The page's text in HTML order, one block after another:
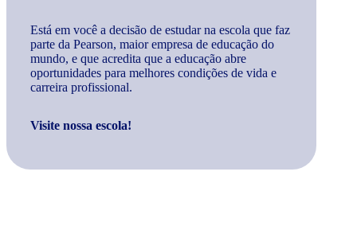
Está em você a decisão de estudar na escola que faz
parte da Pearson, maior empresa de educação do
mundo, e que acredita que a educação abre
oportunidades para melhores condições de vida e
carreira profissional.
Visite nossa escola!